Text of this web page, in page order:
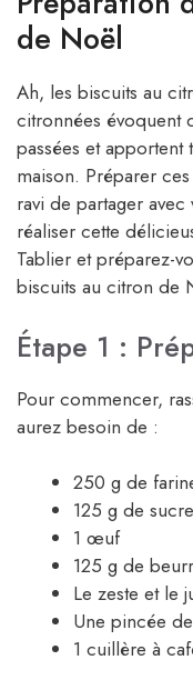
de Noël
Ah, les biscuits au
citronnées évoquent
passées et
maison. Préparer
ravi de partager
réaliser cette
Tablier et préparez-
biscuits au citron de
Étape 1 :
Pour commencer,
aurez besoin de :
250 g de
125 g de sucre
1 œuf
125 g de
Le zeste et le
Une pincée
1 cuillère à